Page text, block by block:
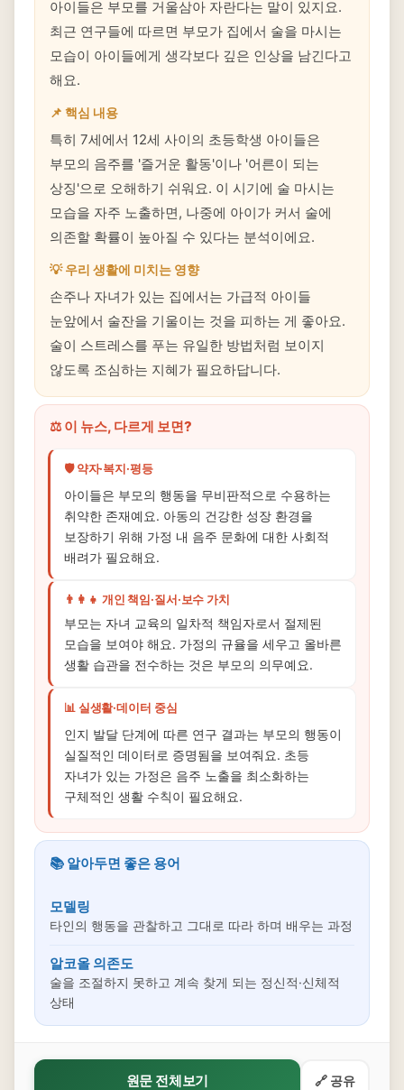
아이들은 부모를 거울삼아 자란다는 말이 있지요.
최근 연구들에 따르면 부모가 집에서 술을 마시는
모습이 아이들에게 생각보다 깊은 인상을 남긴다고
해요.
📌 핵심 내용
특히 7세에서 12세 사이의 초등학생 아이들은
부모의 음주를 '즐거운 활동'이나 '어른이 되는
상징'으로 오해하기 쉬워요. 이 시기에 술 마시는
모습을 자주 노출하면, 나중에 아이가 커서 술에
의존할 확률이 높아질 수 있다는 분석이에요.
💡 우리 생활에 미치는 영향
손주나 자녀가 있는 집에서는 가급적 아이들
눈앞에서 술잔을 기울이는 것을 피하는 게 좋아요.
술이 스트레스를 푸는 유일한 방법처럼 보이지
않도록 조심하는 지혜가 필요하답니다.
⚖️ 이 뉴스, 다르게 보면?
🛡️ 약자·복지·평등
아이들은 부모의 행동을 무비판적으로 수용하는
취약한 존재예요. 아동의 건강한 성장 환경을
보장하기 위해 가정 내 음주 문화에 대한 사회적
배려가 필요해요.
👨‍👩‍👧 개인 책임·질서·보수 가치
부모는 자녀 교육의 일차적 책임자로서 절제된
모습을 보여야 해요. 가정의 규율을 세우고 올바른
생활 습관을 전수하는 것은 부모의 의무예요.
📊 실생활·데이터 중심
인지 발달 단계에 따른 연구 결과는 부모의 행동이
실질적인 데이터로 증명됨을 보여줘요. 초등
자녀가 있는 가정은 음주 노출을 최소화하는
구체적인 생활 수칙이 필요해요.
📚 알아두면 좋은 용어
모델링
타인의 행동을 관찰하고 그대로 따라 하며 배우는 과정
알코올 의존도
술을 조절하지 못하고 계속 찾게 되는 정신적·신체적
상태
원문 전체보기 🔗 공유